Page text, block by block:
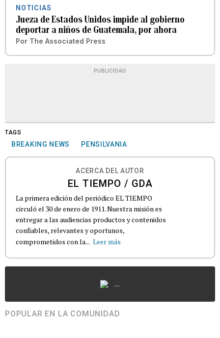
NOTICIAS
Jueza de Estados Unidos impide al gobierno
deportar a niños de Guatemala, por ahora
Por The Associated Press
PUBLICIDAD
TAGS
BREAKING NEWS PENSILVANIA
ACERCA DEL AUTOR
EL TIEMPO / GDA
La primera edición del periódico EL TIEMPO
circuló el 30 de enero de 1911. Nuestra misión es
entregar a las audiencias productos y contenidos
confiables, relevantes y oportunos,
comprometidos con la... Leer más
...
POPULAR EN LA COMUNIDAD